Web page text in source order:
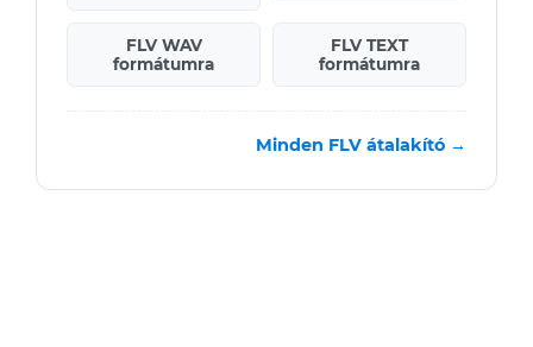
FLV WAV
formátumra
FLV TEXT
formátumra
Minden FLV átalakító →